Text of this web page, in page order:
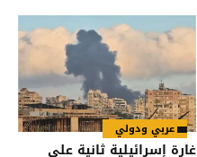
عربي ودولي
غارة إسرائيلية ثانية على